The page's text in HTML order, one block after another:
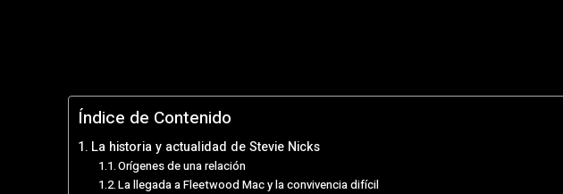
Índice de Contenido
La historia y actualidad de Stevie Nicks
Orígenes de una relación
La llegada a Fleetwood Mac y la convivencia difícil